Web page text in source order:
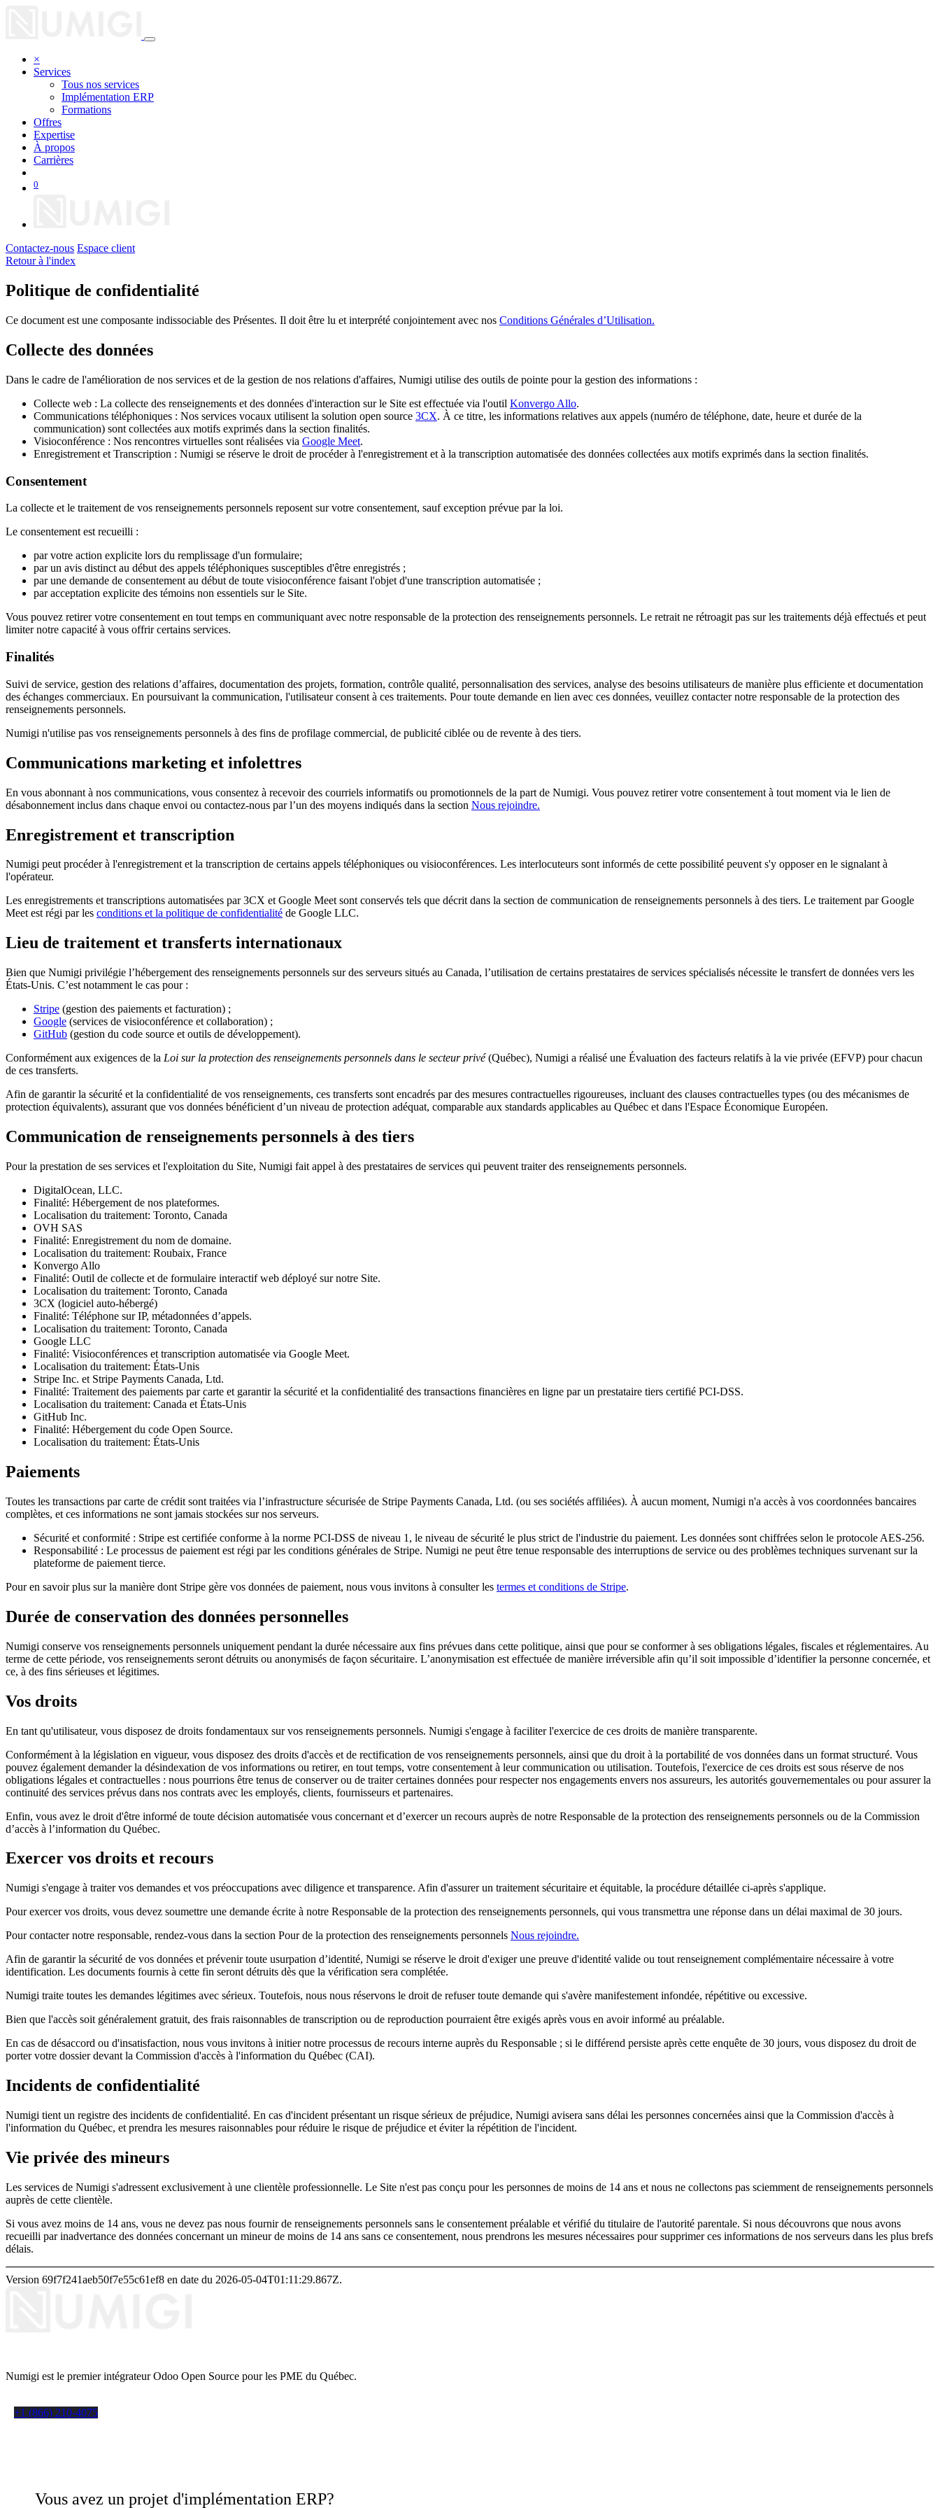
×
Services
Tous nos services
Implémentation ERP
Formations
Offres
Expertise
À propos
Carrières
0
Contactez-nous Espace client
Retour à l'index
Politique de confidentialité
Ce document est une composante indissociable des Présentes. Il doit être lu et interprété conjointement avec nos Conditions Générales d’Utilisation.
Collecte des données
Dans le cadre de l'amélioration de nos services et de la gestion de nos relations d'affaires, Numigi utilise des outils de pointe pour la gestion des informations :
Collecte web : La collecte des renseignements et des données d'interaction sur le Site est effectuée via l'outil Konvergo Allo.
Communications téléphoniques : Nos services vocaux utilisent la solution open source 3CX. À ce titre, les informations relatives aux appels (numéro de téléphone, date, heure et durée de la
communication) sont collectées aux motifs exprimés dans la section finalités.
Visioconférence : Nos rencontres virtuelles sont réalisées via Google Meet.
Enregistrement et Transcription : Numigi se réserve le droit de procéder à l'enregistrement et à la transcription automatisée des données collectées aux motifs exprimés dans la section finalités.
Consentement
La collecte et le traitement de vos renseignements personnels reposent sur votre consentement, sauf exception prévue par la loi.
Le consentement est recueilli :
par votre action explicite lors du remplissage d'un formulaire;
par un avis distinct au début des appels téléphoniques susceptibles d'être enregistrés ;
par une demande de consentement au début de toute visioconférence faisant l'objet d'une transcription automatisée ;
par acceptation explicite des témoins non essentiels sur le Site.
Vous pouvez retirer votre consentement en tout temps en communiquant avec notre responsable de la protection des renseignements personnels. Le retrait ne rétroagit pas sur les traitements déjà effectués et peut
limiter notre capacité à vous offrir certains services.
Finalités
Suivi de service, gestion des relations d’affaires, documentation des projets, formation, contrôle qualité, personnalisation des services, analyse des besoins utilisateurs de manière plus efficiente et documentation
des échanges commerciaux. En poursuivant la communication, l'utilisateur consent à ces traitements. Pour toute demande en lien avec ces données, veuillez contacter notre responsable de la protection des
renseignements personnels.
Numigi n'utilise pas vos renseignements personnels à des fins de profilage commercial, de publicité ciblée ou de revente à des tiers.
Communications marketing et infolettres
En vous abonnant à nos communications, vous consentez à recevoir des courriels informatifs ou promotionnels de la part de Numigi. Vous pouvez retirer votre consentement à tout moment via le lien de
désabonnement inclus dans chaque envoi ou contactez-nous par l’un des moyens indiqués dans la section Nous rejoindre.
Enregistrement et transcription
Numigi peut procéder à l'enregistrement et la transcription de certains appels téléphoniques ou visioconférences. Les interlocuteurs sont informés de cette possibilité peuvent s'y opposer en le signalant à
l'opérateur.
Les enregistrements et transcriptions automatisées par 3CX et Google Meet sont conservés tels que décrit dans la section de communication de renseignements personnels à des tiers. Le traitement par Google
Meet est régi par les conditions et la politique de confidentialité de Google LLC.
Lieu de traitement et transferts internationaux
Bien que Numigi privilégie l’hébergement des renseignements personnels sur des serveurs situés au Canada, l’utilisation de certains prestataires de services spécialisés nécessite le transfert de données vers les
États-Unis. C’est notamment le cas pour :
Stripe (gestion des paiements et facturation) ;
Google (services de visioconférence et collaboration) ;
GitHub (gestion du code source et outils de développement).
Conformément aux exigences de la Loi sur la protection des renseignements personnels dans le secteur privé(Québec), Numigi a réalisé une Évaluation des facteurs relatifs à la vie privée (EFVP) pour chacun
de ces transferts.
Afin de garantir la sécurité et la confidentialité de vos renseignements, ces transferts sont encadrés par des mesures contractuelles rigoureuses, incluant des clauses contractuelles types (ou des mécanismes de
protection équivalents), assurant que vos données bénéficient d’un niveau de protection adéquat, comparable aux standards applicables au Québec et dans l'Espace Économique Européen.
Communication de renseignements personnels à des tiers
Pour la prestation de ses services et l'exploitation du Site, Numigi fait appel à des prestataires de services qui peuvent traiter des renseignements personnels.
DigitalOcean, LLC.
Finalité: Hébergement de nos plateformes.
Localisation du traitement: Toronto, Canada
OVH SAS
Finalité: Enregistrement du nom de domaine.
Localisation du traitement: Roubaix, France
Konvergo Allo
Finalité: Outil de collecte et de formulaire interactif web déployé sur notre Site.
Localisation du traitement: Toronto, Canada
3CX (logiciel auto-hébergé)
Finalité: Téléphone sur IP, métadonnées d’appels.
Localisation du traitement: Toronto, Canada
Google LLC
Finalité: Visioconférences et transcription automatisée via Google Meet.
Localisation du traitement: États-Unis
Stripe Inc. et Stripe Payments Canada, Ltd.
Finalité: Traitement des paiements par carte et garantir la sécurité et la confidentialité des transactions financières en ligne par un prestataire tiers certifié PCI-DSS.
Localisation du traitement: Canada et États-Unis
GitHub Inc.
Finalité: Hébergement du code Open Source.
Localisation du traitement: États-Unis
Paiements
Toutes les transactions par carte de crédit sont traitées via l’infrastructure sécurisée de Stripe Payments Canada, Ltd. (ou ses sociétés affiliées). À aucun moment, Numigi n'a accès à vos coordonnées bancaires
complètes, et ces informations ne sont jamais stockées sur nos serveurs.
Sécurité et conformité : Stripe est certifiée conforme à la norme PCI-DSS de niveau 1, le niveau de sécurité le plus strict de l'industrie du paiement. Les données sont chiffrées selon le protocole AES-256.
Responsabilité : Le processus de paiement est régi par les conditions générales de Stripe. Numigi ne peut être tenue responsable des interruptions de service ou des problèmes techniques survenant sur la
plateforme de paiement tierce.
Pour en savoir plus sur la manière dont Stripe gère vos données de paiement, nous vous invitons à consulter les termes et conditions de Stripe.
Durée de conservation des données personnelles
Numigi conserve vos renseignements personnels uniquement pendant la durée nécessaire aux fins prévues dans cette politique, ainsi que pour se conformer à ses obligations légales, fiscales et réglementaires. Au
terme de cette période, vos renseignements seront détruits ou anonymisés de façon sécuritaire. L’anonymisation est effectuée de manière irréversible afin qu’il soit impossible d’identifier la personne concernée, et
ce, à des fins sérieuses et légitimes.
Vos droits
En tant qu'utilisateur, vous disposez de droits fondamentaux sur vos renseignements personnels. Numigi s'engage à faciliter l'exercice de ces droits de manière transparente.
Conformément à la législation en vigueur, vous disposez des droits d'accès et de rectification de vos renseignements personnels, ainsi que du droit à la portabilité de vos données dans un format structuré. Vous
pouvez également demander la désindexation de vos informations ou retirer, en tout temps, votre consentement à leur communication ou utilisation. Toutefois, l'exercice de ces droits est sous réserve de nos
obligations légales et contractuelles : nous pourrions être tenus de conserver ou de traiter certaines données pour respecter nos engagements envers nos assureurs, les autorités gouvernementales ou pour assurer la
continuité des services prévus dans nos contrats avec les employés, clients, fournisseurs et partenaires.
Enfin, vous avez le droit d'être informé de toute décision automatisée vous concernant et d’exercer un recours auprès de notre Responsable de la protection des renseignements personnels ou de la Commission
d’accès à l’information du Québec.
Exercer vos droits et recours
Numigi s'engage à traiter vos demandes et vos préoccupations avec diligence et transparence. Afin d'assurer un traitement sécuritaire et équitable, la procédure détaillée ci-après s'applique.
Pour exercer vos droits, vous devez soumettre une demande écrite à notre Responsable de la protection des renseignements personnels, qui vous transmettra une réponse dans un délai maximal de 30 jours.
Pour contacter notre responsable, rendez-vous dans la section Pour de la protection des renseignements personnels Nous rejoindre.
Afin de garantir la sécurité de vos données et prévenir toute usurpation d’identité, Numigi se réserve le droit d'exiger une preuve d'identité valide ou tout renseignement complémentaire nécessaire à votre
identification. Les documents fournis à cette fin seront détruits dès que la vérification sera complétée.
Numigi traite toutes les demandes légitimes avec sérieux. Toutefois, nous nous réservons le droit de refuser toute demande qui s'avère manifestement infondée, répétitive ou excessive.
Bien que l'accès soit généralement gratuit, des frais raisonnables de transcription ou de reproduction pourraient être exigés après vous en avoir informé au préalable.
En cas de désaccord ou d'insatisfaction, nous vous invitons à initier notre processus de recours interne auprès du Responsable ; si le différend persiste après cette enquête de 30 jours, vous disposez du droit de
porter votre dossier devant la Commission d'accès à l'information du Québec (CAI).
Incidents de confidentialité
Numigi tient un registre des incidents de confidentialité. En cas d'incident présentant un risque sérieux de préjudice, Numigi avisera sans délai les personnes concernées ainsi que la Commission d'accès à
l'information du Québec, et prendra les mesures raisonnables pour réduire le risque de préjudice et éviter la répétition de l'incident.
Vie privée des mineurs
Les services de Numigi s'adressent exclusivement à une clientèle professionnelle. Le Site n'est pas conçu pour les personnes de moins de 14 ans et nous ne collectons pas sciemment de renseignements personnels
auprès de cette clientèle.
Si vous avez moins de 14 ans, vous ne devez pas nous fournir de renseignements personnels sans le consentement préalable et vérifié du titulaire de l'autorité parentale. Si nous découvrons que nous avons
recueilli par inadvertance des données concernant un mineur de moins de 14 ans sans ce consentement, nous prendrons les mesures nécessaires pour supprimer ces informations de nos serveurs dans les plus brefs
délais.
Version 69f7f241aeb50f7e55c61ef8 en date du 2026-05-04T01:11:29.867Z.
Numigi est le premier intégrateur Odoo Open Source pour les PME du Québec.
+1 (866) 210-4075
Vous avez un projet d'implémentation ERP?